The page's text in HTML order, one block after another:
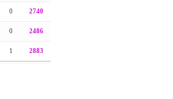
0 2740
0 2486
1 2883